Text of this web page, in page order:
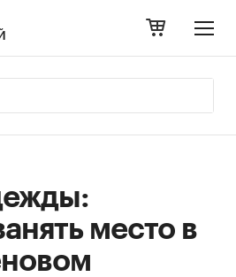
место в